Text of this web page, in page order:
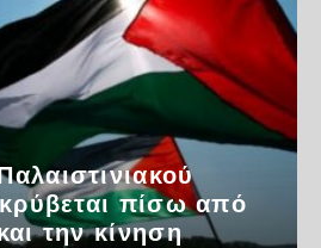
πίσω από
την κίνηση